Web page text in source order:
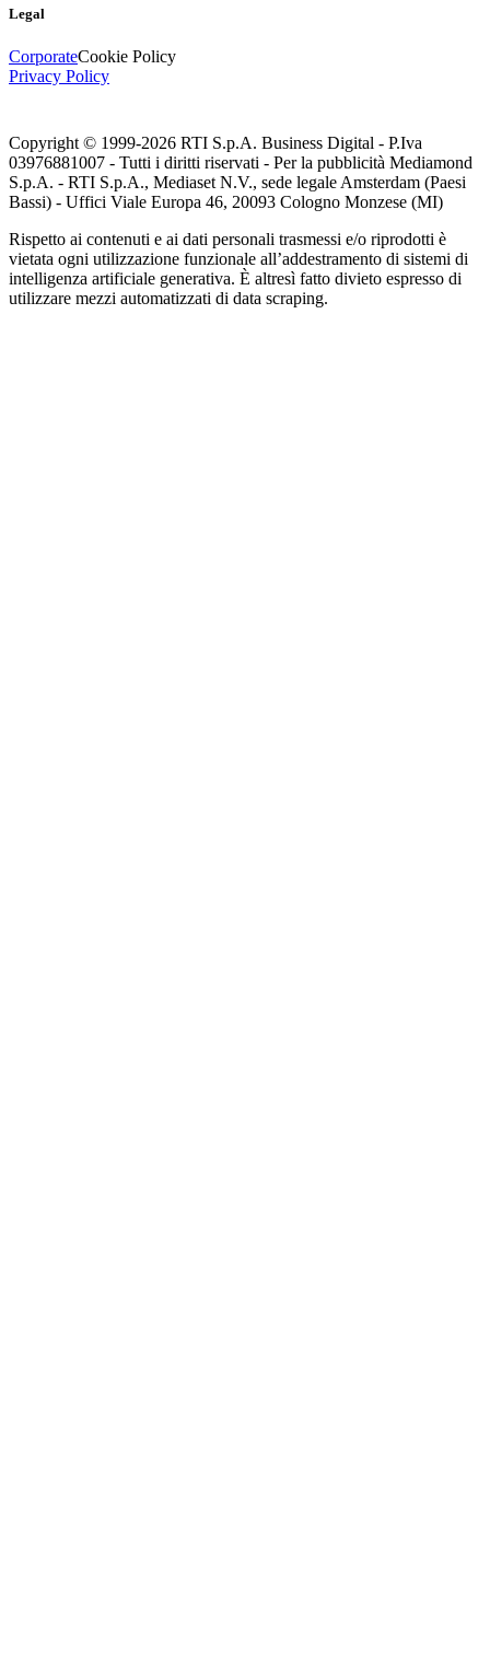
Legal
CorporateCookie Policy
Privacy Policy
Copyright © 1999-2026 RTI S.p.A. Business Digital - P.Iva
03976881007 - Tutti i diritti riservati - Per la pubblicità Mediamond
S.p.A. - RTI S.p.A., Mediaset N.V., sede legale Amsterdam (Paesi
Bassi) - Uffici Viale Europa 46, 20093 Cologno Monzese (MI)
Rispetto ai contenuti e ai dati personali trasmessi e/o riprodotti è
vietata ogni utilizzazione funzionale all’addestramento di sistemi di
intelligenza artificiale generativa. È altresì fatto divieto espresso di
utilizzare mezzi automatizzati di data scraping.